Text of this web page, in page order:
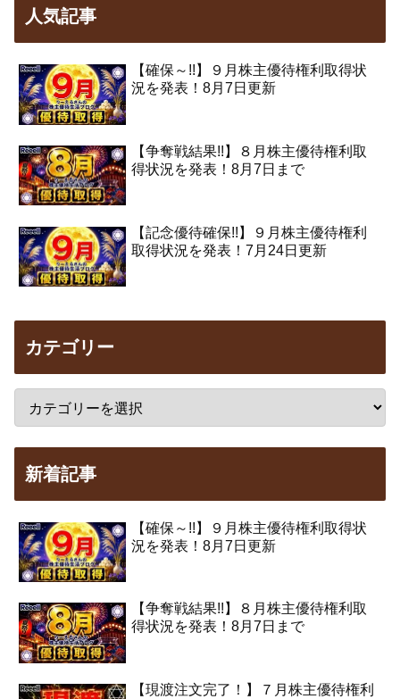
人気記事
【確保～!!】９月株主優待権利取得状
況を発表！8月7日更新
【争奪戦結果!!】８月株主優待権利取
得状況を発表！8月7日まで
【記念優待確保!!】９月株主優待権利
取得状況を発表！7月24日更新
カテゴリー
新着記事
【確保～!!】９月株主優待権利取得状
況を発表！8月7日更新
【争奪戦結果!!】８月株主優待権利取
得状況を発表！8月7日まで
【現渡注文完了！】７月株主優待権利